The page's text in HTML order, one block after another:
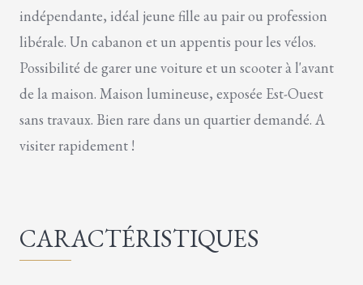
indépendante, idéal jeune fille au pair ou profession
libérale. Un cabanon et un appentis pour les vélos.
Possibilité de garer une voiture et un scooter à l'avant
de la maison. Maison lumineuse, exposée Est-Ouest
sans travaux. Bien rare dans un quartier demandé. A
visiter rapidement !
CARACTÉRISTIQUES